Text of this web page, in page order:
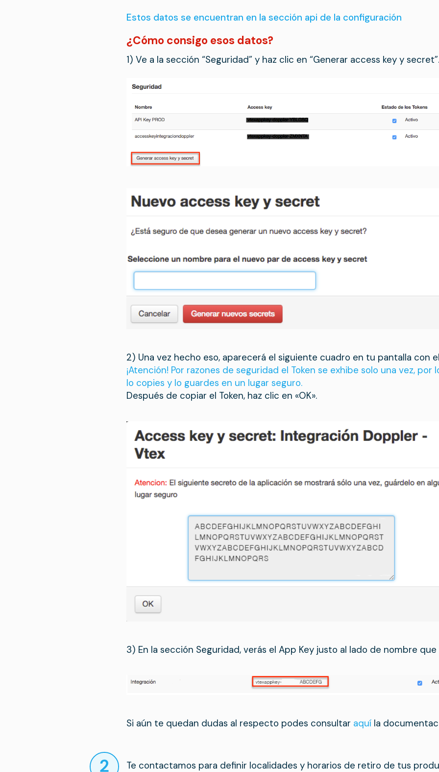
Estos datos se encuentran en la sección api de la configuración
¿Cómo consigo esos datos?
1) Ve a la sección “Seguridad” y haz clic en “Generar access key y secret”.
2) Una vez hecho eso, aparecerá el siguiente cuadro en tu pantalla con
¡Atención! Por razones de seguridad el Token se exhibe solo una vez,
lo copies y lo guardes en un lugar seguro.
Después de copiar el Token, haz clic en «OK».
3) En la sección Seguridad, verás el App Key justo al lado de nombre
Si aún te quedan dudas al respecto podes consultar aquí la
Te contactamos para definir localidades y horarios de retiro de tus